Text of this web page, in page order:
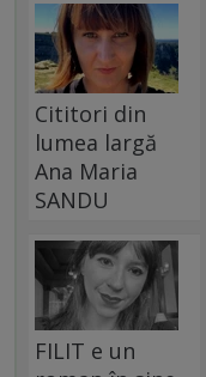
Cititori din
lumea largă
Ana Maria
SANDU
FILIT e un